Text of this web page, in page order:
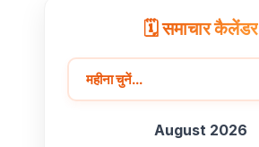
🗓️ समाचार कैलेंडर
August 2026